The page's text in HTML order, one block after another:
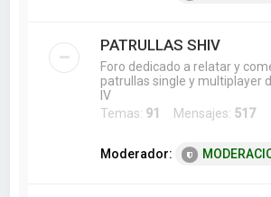
PATRULLAS SHIV
Foro dedicado a relatar y
patrullas single y multiplayer
IV
Temas: 91 Mensajes: 517
Moderador: